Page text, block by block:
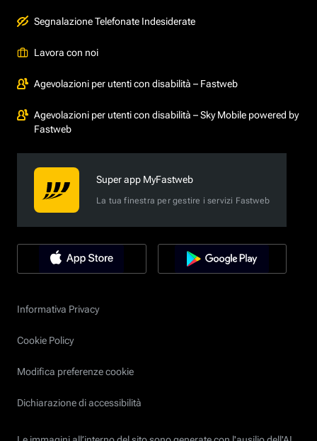
Segnalazione Telefonate Indesiderate
Lavora con noi
Agevolazioni per utenti con disabilità – Fastweb
Agevolazioni per utenti con disabilità – Sky Mobile powered by
Fastweb
Super app MyFastweb
La tua finestra per gestire i servizi Fastweb
Informativa Privacy
Cookie Policy
Modifica preferenze cookie
Dichiarazione di accessibilità